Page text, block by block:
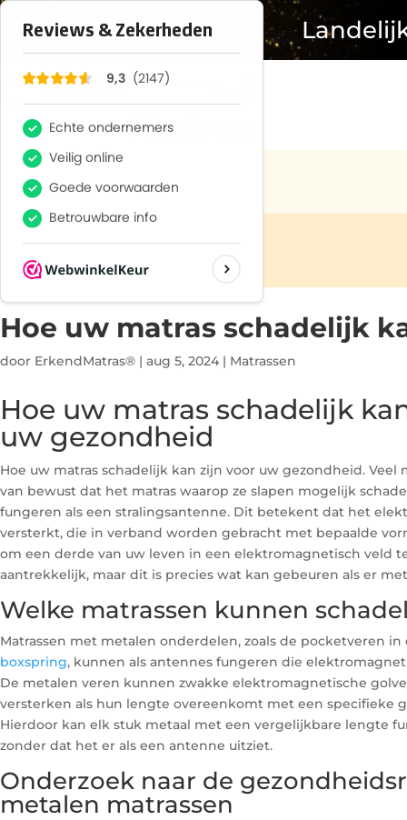
Hoe uw matras schadelijk
door ErkendMatras® | aug 5, 2024 | Matrassen
Hoe uw matras schadelijk
uw gezondheid
Hoe uw matras schadelijk kan zijn voor uw gezondheid. Veel
van bewust dat het matras waarop ze slapen mogelijk
fungeren als een stralingsantenne. Dit betekent dat het
versterkt, die in verband worden gebracht met bepaalde
om een derde van uw leven in een elektromagnetisch veld
aantrekkelijk, maar dit is precies wat kan gebeuren als er
Welke matrassen kunnen
Matrassen met metalen onderdelen, zoals de pocketveren in
boxspring, kunnen als antennes fungeren die
De metalen veren kunnen zwakke elektromagnetische
versterken als hun lengte overeenkomt met een specifieke
Hierdoor kan elk stuk metaal met een vergelijkbare lengte
zonder dat het er als een antenne uitziet.
Onderzoek naar de
metalen matrassen